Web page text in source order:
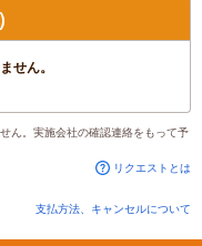
せん。
ん。実施会社の確認連絡をもって予
リクエストとは
支払方法、キャンセルについて